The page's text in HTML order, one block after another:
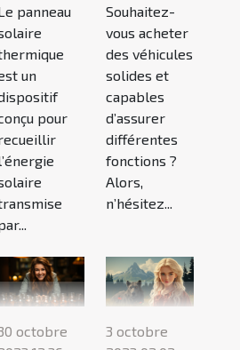
panneau
un
pour
Souhaitez-
vous acheter
des véhicules
solides et
capables
d’assurer
différentes
fonctions ?
Alors,
n’hésitez...
octobre
3 octobre